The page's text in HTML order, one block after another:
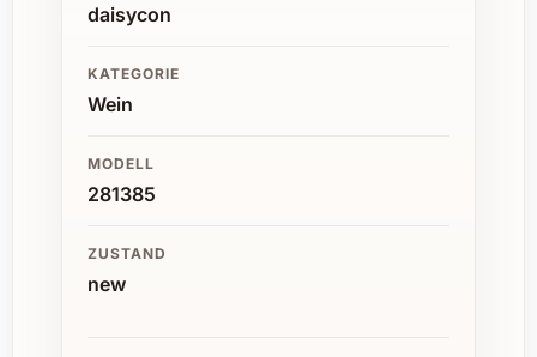
daisycon
KATEGORIE
Wein
MODELL
281385
ZUSTAND
new